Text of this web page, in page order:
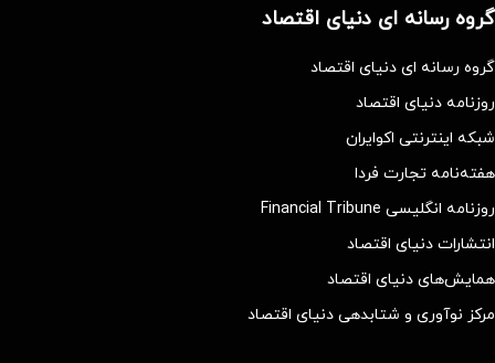
گروه رسانه ای دنیای اقتصاد
گروه رسانه ای دنیای اقتصاد
روزنامه دنیای اقتصاد
شبکه اینترنتی اکوایران
هفته‌نامه تجارت فردا
روزنامه انگلیسی Financial Tribune
انتشارات دنیای اقتصاد
همایش‌های دنیای اقتصاد
مرکز نوآوری و شتابدهی دنیای اقتصاد